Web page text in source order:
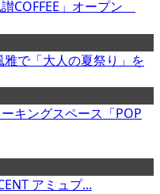
COFFEE」オープン
で「大人の夏祭り」を
キングスペース「POP
アミュプ...